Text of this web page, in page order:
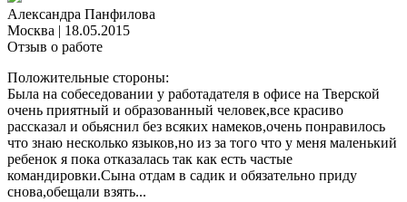
Александра Панфилова
Москва | 18.05.2015
Отзыв о работе
Положительные стороны:
Была на собеседовании у работадателя в офисе на Тверской
очень приятный и образованный человек,все красиво
рассказал и обьяснил без всяких намеков,очень понравилось
что знаю несколько языков,но из за того что у меня маленький
ребенок я пока отказалась так как есть частые
командировки.Сына отдам в садик и обязательно приду
снова,обещали взять...